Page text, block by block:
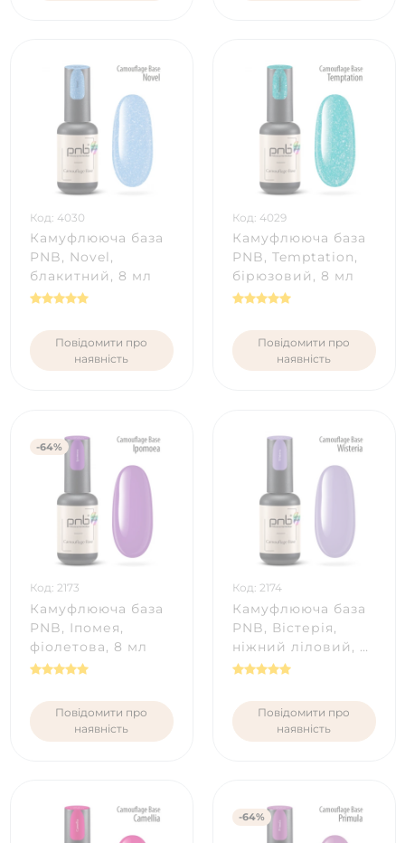
Код: 4030
Камуфлююча база
PNB, Novel,
блакитний, 8 мл
Повідомити про
наявність
Код: 4029
Камуфлююча база
PNB, Temptation,
бірюзовий, 8 мл
Повідомити про
наявність
-64%
Код: 2173
Камуфлююча база
PNB, Іпомея,
фіолетова, 8 мл
Повідомити про
наявність
Код: 2174
Камуфлююча база
PNB, Вістерія,
ніжний ліловий, 8
мл
Повідомити про
наявність
-64%